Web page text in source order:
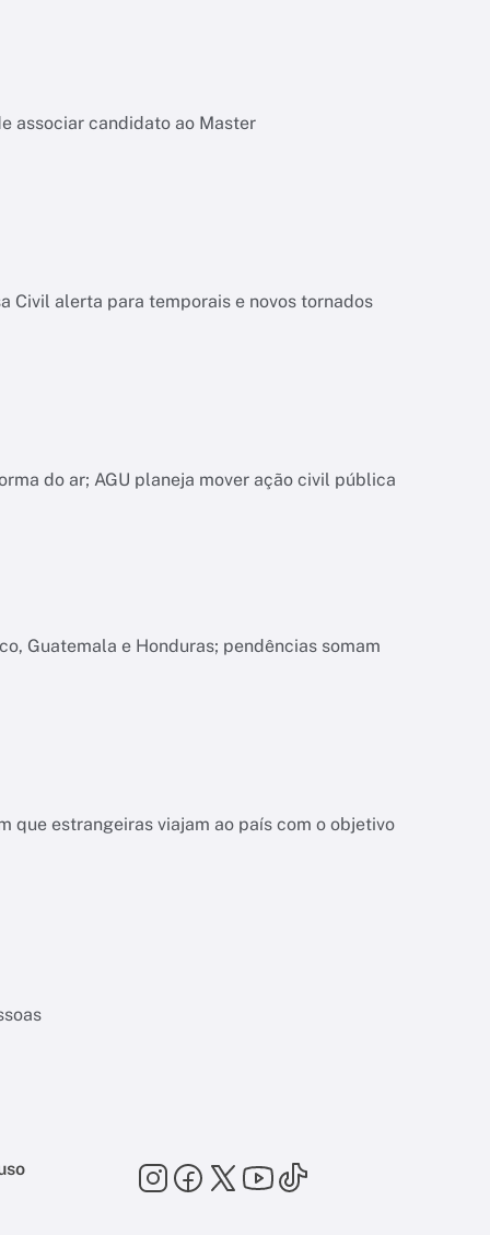
associar candidato ao Master
Civil alerta para temporais e novos tornados
do ar; AGU planeja mover ação civil pública
Guatemala e Honduras; pendências somam
que estrangeiras viajam ao país com o objetivo